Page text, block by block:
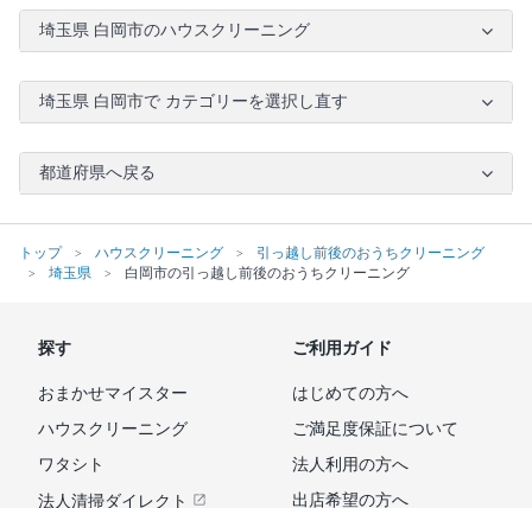
埼玉県 白岡市のハウスクリーニング
埼玉県 白岡市で カテゴリーを選択し直す
都道府県へ戻る
トップ ハウスクリーニング
引っ越し前後のおうちクリーニング
埼玉県
白岡市の引っ越し前後のおうちクリーニング
探す
おまかせマイスター
ハウスクリーニング
ワタシト
法人清掃ダイレクト
ご利用ガイド
はじめての方へ
ご満足度保証について
法人利用の方へ
出店希望の方へ